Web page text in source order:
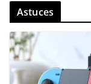
Astuces